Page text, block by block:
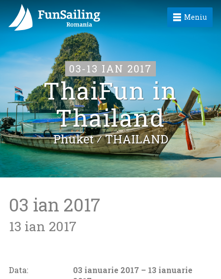
Meniu
03-13 IAN 2017
ThaiFun in
Thailand
Phuket ⁄THAILAND
03 ian 2017
13 ian 2017
Data: 03 ianuarie 2017 – 13 ianuarie